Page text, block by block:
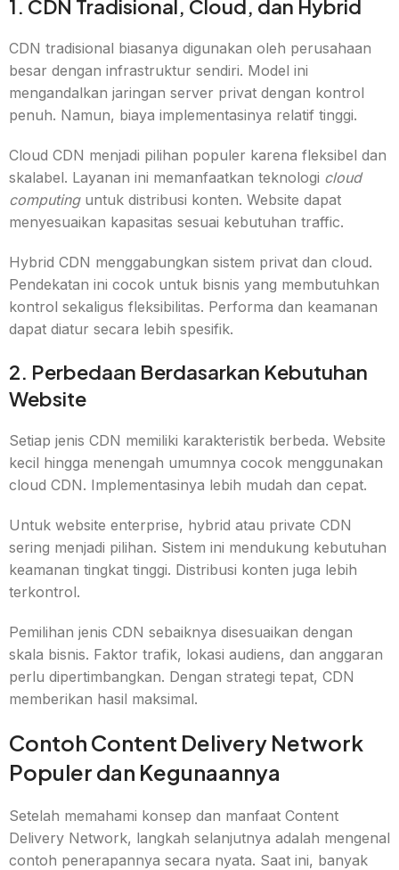
1. CDN Tradisional, Cloud, dan Hybrid
CDN tradisional biasanya digunakan oleh perusahaan
besar dengan infrastruktur sendiri. Model ini
mengandalkan jaringan server privat dengan kontrol
penuh. Namun, biaya implementasinya relatif tinggi.
Cloud CDN menjadi pilihan populer karena fleksibel dan
skalabel. Layanan ini memanfaatkan teknologi cloud
computinguntuk distribusi konten. Website dapat
menyesuaikan kapasitas sesuai kebutuhan traffic.
Hybrid CDN menggabungkan sistem privat dan cloud.
Pendekatan ini cocok untuk bisnis yang membutuhkan
kontrol sekaligus fleksibilitas. Performa dan keamanan
dapat diatur secara lebih spesifik.
2. Perbedaan Berdasarkan Kebutuhan
Website
Setiap jenis CDN memiliki karakteristik berbeda. Website
kecil hingga menengah umumnya cocok menggunakan
cloud CDN. Implementasinya lebih mudah dan cepat.
Untuk website enterprise, hybrid atau private CDN
sering menjadi pilihan. Sistem ini mendukung kebutuhan
keamanan tingkat tinggi. Distribusi konten juga lebih
terkontrol.
Pemilihan jenis CDN sebaiknya disesuaikan dengan
skala bisnis. Faktor trafik, lokasi audiens, dan anggaran
perlu dipertimbangkan. Dengan strategi tepat, CDN
memberikan hasil maksimal.
Contoh Content Delivery Network
Populer dan Kegunaannya
Setelah memahami konsep dan manfaat Content
Delivery Network, langkah selanjutnya adalah mengenal
contoh penerapannya secara nyata. Saat ini, banyak